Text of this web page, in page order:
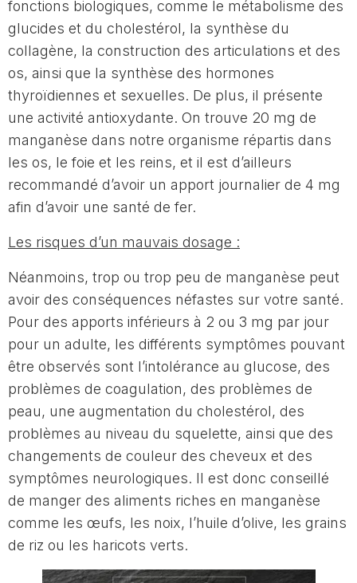
fonctions biologiques, comme le métabolisme des
glucides et du cholestérol, la synthèse du
collagène, la construction des articulations et des
os, ainsi que la synthèse des hormones
thyroïdiennes et sexuelles. De plus, il présente
une activité antioxydante. On trouve 20 mg de
manganèse dans notre organisme répartis dans
les os, le foie et les reins, et il est d’ailleurs
recommandé d’avoir un apport journalier de 4 mg
afin d’avoir une santé de fer.
Les risques d’un mauvais dosage :
Néanmoins, trop ou trop peu de manganèse peut
avoir des conséquences néfastes sur votre santé.
Pour des apports inférieurs à 2 ou 3 mg par jour
pour un adulte, les différents symptômes pouvant
être observés sont l’intolérance au glucose, des
problèmes de coagulation, des problèmes de
peau, une augmentation du cholestérol, des
problèmes au niveau du squelette, ainsi que des
changements de couleur des cheveux et des
symptômes neurologiques. Il est donc conseillé
de manger des aliments riches en manganèse
comme les œufs, les noix, l’huile d’olive, les grains
de riz ou les haricots verts.